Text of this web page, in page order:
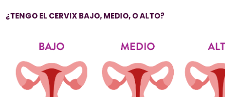
¿TENGO EL CERVIX BAJO, MEDIO, O ALTO?